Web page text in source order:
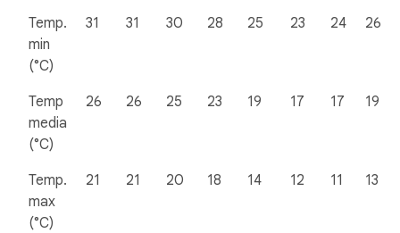
Temp.
min
(°C)
31 31 30 28 25 23 24 26
Temp
media
(°C)
26 26 25 23 19 17 17 19
Temp.
max
(°C)
21 21 20 18 14 12 11 13